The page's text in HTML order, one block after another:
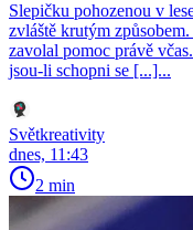
Slepičku pohozenou v
zvláště krutým
zavolal pomoc právě
jsou-li schopni se [...]...
Světkreativity
dnes, 11:43
2 min